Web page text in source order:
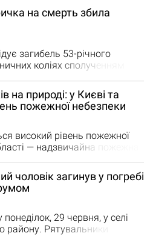
ДТП сталася 7 липня на
попередніми даними поліції,
їхала від площі Соборної у
момент вона втратила
на смерть збила
загибель 53-річного
коліях сполученням
їхав у напрямку міста
перетинав колію в
місці. Від травм
події. Наразі слідчі
поліції…
на природі: у Києві та
пожежної небезпеки
високий рівень пожежної
— надзвичайна пожежна
у КМДА закликали киян і
під час відпочинку на
в не пристосованих для
несправне чи
чоловік загинув у погребі
29 червня, у селі
району. Рятувальники